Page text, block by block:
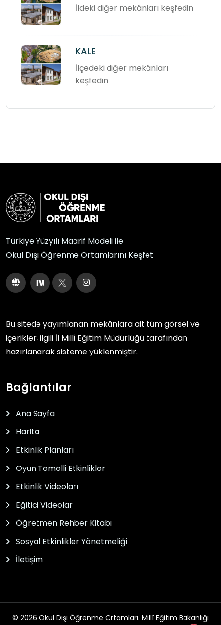
İldeki diğer mekânları keşfedin
KALE
İlçedeki diğer mekânları
keşfedin
Türkiye Yüzyılı Maarif Modeli ile
Okul Dışı Öğrenme Ortamlarını Keşfet
Bu sitede yayımlanan mekânlara ait tüm görsel ve
içerikler, ilgili İl Millî Eğitim Müdürlüğü tarafından
hazırlanarak sisteme yüklenmiştir.
Bağlantılar
Ana Sayfa
Harita
Etkinlik Planları
Oyun Temelli Etkinlikler
Etkinlik Videoları
Eğitici Videolar
Öğretmen Rehber Kitabı
Sosyal Etkinlikler Yönetmeliği
İletişim
© 2026 Okul Dışı Öğrenme Ortamları. Millî Eğitim Bakanlığı